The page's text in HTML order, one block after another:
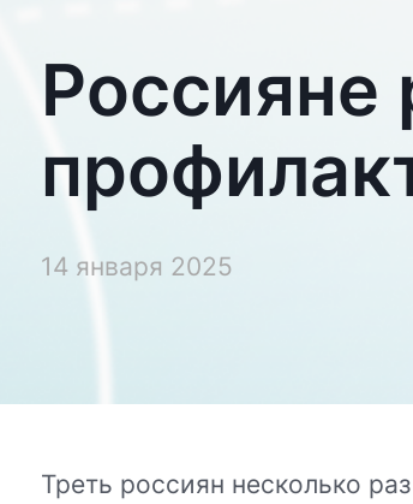
Россияне
14 января 2025
Треть россиян несколько